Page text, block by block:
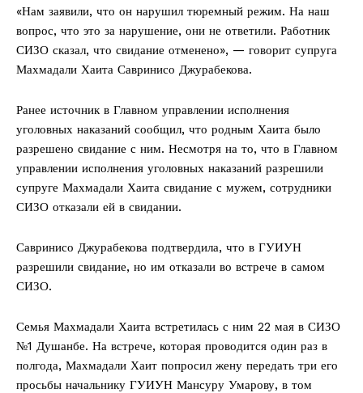
«Нам заявили, что он нарушил тюремный режим. На наш
вопрос, что это за нарушение, они не ответили. Работник
СИЗО сказал, что свидание отменено», — говорит супруга
Махмадали Хаита Савринисо Джурабекова.
Ранее источник в Главном управлении исполнения
уголовных наказаний сообщил, что родным Хаита было
разрешено свидание с ним. Несмотря на то, что в Главном
управлении исполнения уголовных наказаний разрешили
супруге Махмадали Хаита свидание с мужем, сотрудники
СИЗО отказали ей в свидании.
Савринисо Джурабекова подтвердила, что в ГУИУН
разрешили свидание, но им отказали во встрече в самом
СИЗО.
Семья Махмадали Хаита встретилась с ним 22 мая в СИЗО
№1 Душанбе. На встрече, которая проводится один раз в
полгода, Махмадали Хаит попросил жену передать три его
просьбы начальнику ГУИУН Мансуру Умарову, в том